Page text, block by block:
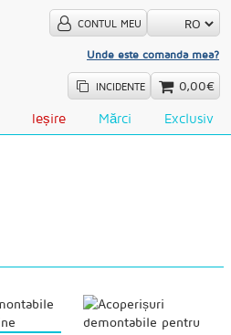
CONTUL MEU
Unde este comanda mea?
INCIDENTE 0,00€
Ieșire Mărci Exclusiv